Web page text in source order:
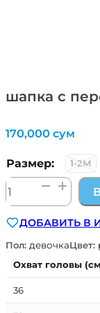
шапка с
170,000 сум
Размер: 1-2М
Количество
товара
с
перфорацией
ДОБАВИТЬ В
Пол: девочкаЦвет:
Охват головы
36